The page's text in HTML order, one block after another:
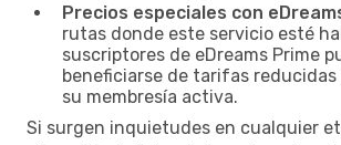
Precios especiales con
rutas donde este servicio esté
suscriptores de eDreams Prime
beneficiarse de tarifas reducidas
su membresía activa.
Si surgen inquietudes en cualquier